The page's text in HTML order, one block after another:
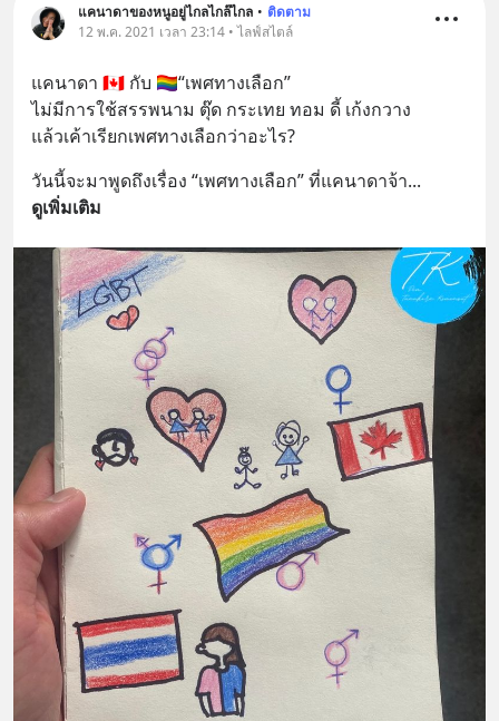
แคนาดาของหนูอยู่ไกลไกล๊ไกล • ติดตาม
12 พ.ค. 2021 เวลา 23:14 • ไลฟ์สไตล์
แคนาดา 🇨🇦 กับ 🏳️‍🌈“เพศทางเลือก”
ไม่มีการใช้สรรพนาม ตุ๊ด กระเทย ทอม ดี้ เก้งกวาง
แล้วเค้าเรียกเพศทางเลือกว่าอะไร?
วันนี้จะมาพูดถึงเรื่อง “เพศทางเลือก” ที่แคนาดาจ้า...
ดูเพิ่มเติม